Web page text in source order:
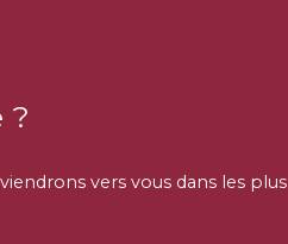
?
vers vous dans les plus